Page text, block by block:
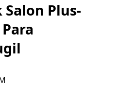
Plus-